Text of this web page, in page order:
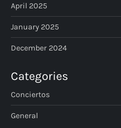
April 2025
January 2025
December 2024
Categories
Conciertos
General